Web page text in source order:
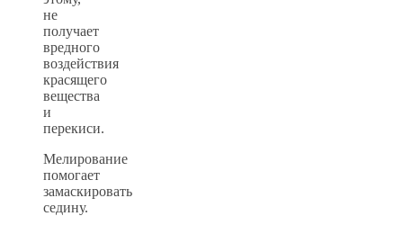
не
получает
вредного
воздействия
красящего
вещества
и
перекиси.
Мелирование
помогает
замаскировать
седину.